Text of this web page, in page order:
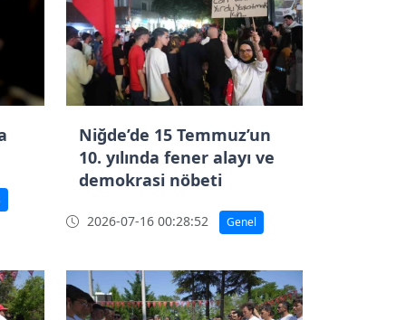
Niğde’de 15 Temmuz’un
10. yılında fener alayı ve
demokrasi nöbeti
2026-07-16 00:28:52 Genel